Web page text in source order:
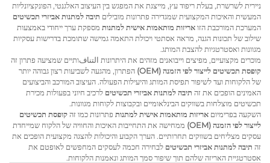
ניירית לשרשרת, בעלת ריפוד עץ, מייצגת את המפגש בין העיצוב האלגנטי, הפונקציונליות
המעשית והאיכות המקצועית שמגדירה פתרונות מובילים תיבה למתנות אביזרי תכשיטים
המערכת המורכבת הזואריזות מותאמות אישית למתנות מספקת ערך ייחודי באמצעות
שילוב של תכונות הגנה, מראה אסתטי ויכולת התאמה גמישה שתומכת בדרישות עסקיות
מגוונות ואסטרטגיות להצבת המותג.
מוכרים מקצועיים, מפיצים וייבואנים מזהים את היתרונות التنافותיים שמציעה פתרון זה
קופסת תכשיטים לייצור לפי הזמנה (OEM)
הפתרון, מהגעה לשביעות רצון גבוהה יותר
של הלקוחות ועד לשיפור תפיסת המותג והיעילות הפעולה. העיצוב המורכב והביצועים
האמינים הופכים את זה תיבה למתנות אביזרי תכשיטים לרכיב חיוני בפעולות מכירת
תכשיטים מוצלחות בשווקים הבינלאומיים ובקבוצות לקוחות מגוונות.
השקעה בפרימיום אריזות מותאמות אישית למתנות פתרונות כמו זהקופסת תכשיטים
לייצור לפי הזמנה (OEM)
ממחישה את התחייבות האיכות והחוויה של הלקוח שמייחדת
עסקים מצליחים בשווקים תחרותיים. הערך הקבוע והיכולות להצגה מקצועית הופכים את
זה תיבה למתנות אביזרי תכשיטים לבחירה חכמה לעסקים המחפשים לאופטם את
אסטרטגיית האריזה שלהם תוך שיפור סמך המותג ונאמנות הלקוחות.